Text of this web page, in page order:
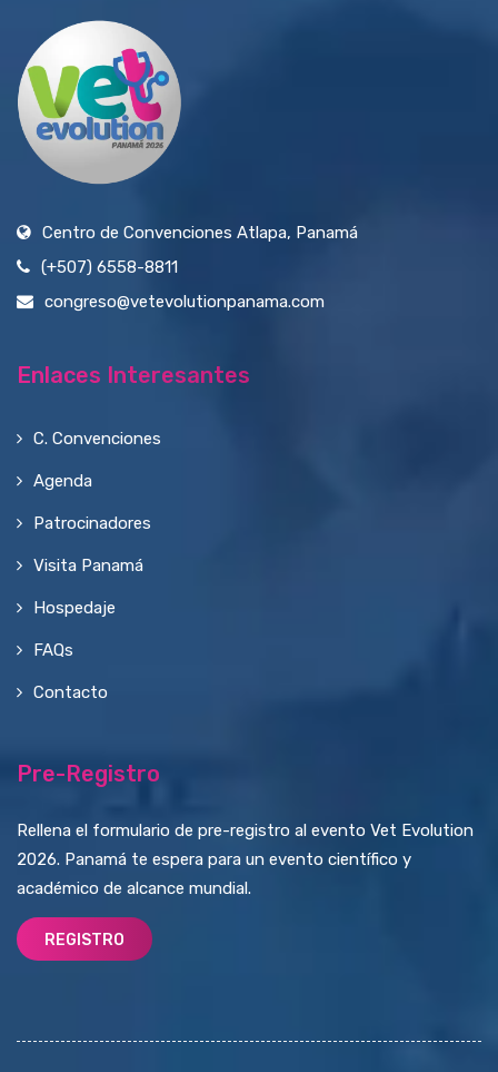
Centro de Convenciones Atlapa, Panamá
(+507) 6558-8811
congreso@vetevolutionpanama.com
Enlaces Interesantes
C. Convenciones
Agenda
Patrocinadores
Visita Panamá
Hospedaje
FAQs
Contacto
Pre-Registro
Rellena el formulario de pre-registro al evento Vet Evolution
2026. Panamá te espera para un evento científico y
académico de alcance mundial.
REGISTRO